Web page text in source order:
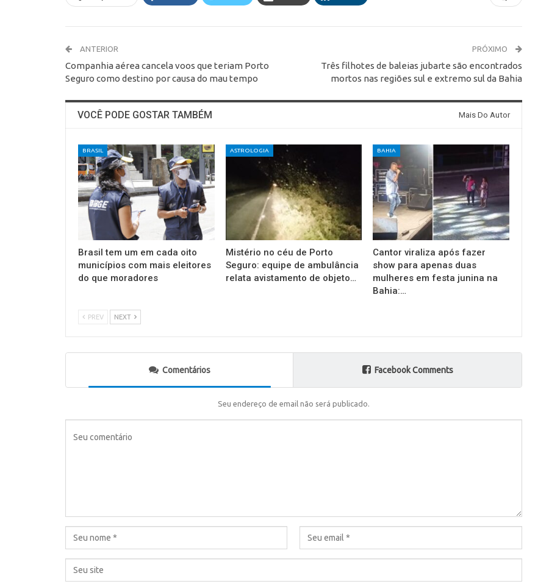
ANTERIOR
Companhia aérea cancela voos que teriam Porto
Seguro como destino por causa do mau tempo
PRÓXIMO
Três filhotes de baleias jubarte são encontrados
mortos nas regiões sul e extremo sul da Bahia
VOCÊ PODE GOSTAR TAMBÉM Mais Do Autor
BRASIL
Brasil tem um em cada oito
municípios com mais eleitores
do que moradores
ASTROLOGIA
Mistério no céu de Porto
Seguro: equipe de ambulância
relata avistamento de objeto…
BAHIA
Cantor viraliza após fazer
show para apenas duas
mulheres em festa junina na
Bahia:…
PREV NEXT
Comentários Facebook Comments
Seu endereço de email não será publicado.